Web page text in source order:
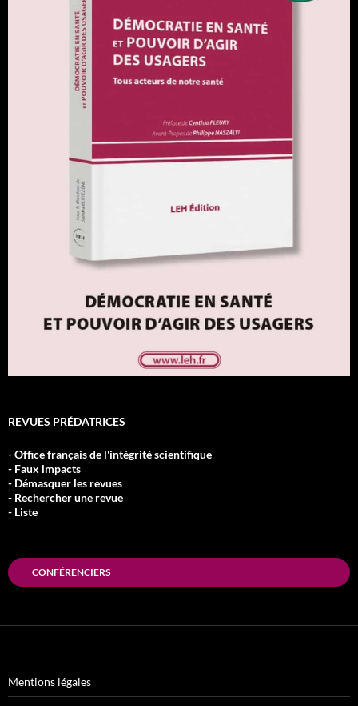
REVUES PRÉDATRICES
- Office français de l'intégrité scientifique
- Faux impacts
- Démasquer les revues
- Rechercher une revue
- Liste
CONFÉRENCIERS
Mentions légales